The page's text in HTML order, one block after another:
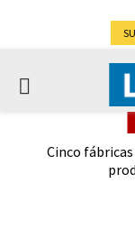
PRIMARY
Cinco